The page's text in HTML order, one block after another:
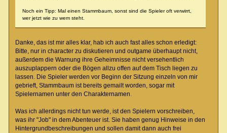
Noch ein Tipp: Mal einen Stammbaum, sonst sind die Spieler oft verwirrt,
wer jetzt wie zu wem steht.
Danke, das ist mir alles klar, hab ich auch fast alles schon erledigt:
Bitte, nur in character zu diskutieren und outgame überhaupt nicht,
außerdem die Warnung ihre Geheimnisse nicht versehentlich
auszuplappern oder die Bögen allzu offen auf dem Tisch liegen zu
lassen. Die Spieler werden vor Beginn der Sitzung einzeln von mir
gebrieft, Stammbaum ist bereits gemailt worden, sogar mit
Spielernamen unter den Charakternamen.
Was ich allerdings nicht tun werde, ist den Spielern vorschreiben,
was ihr "Job" in dem Abenteuer ist. Sie haben genug Hinweise in den
Hintergrundbeschreibungen und sollen damit dann auch frei